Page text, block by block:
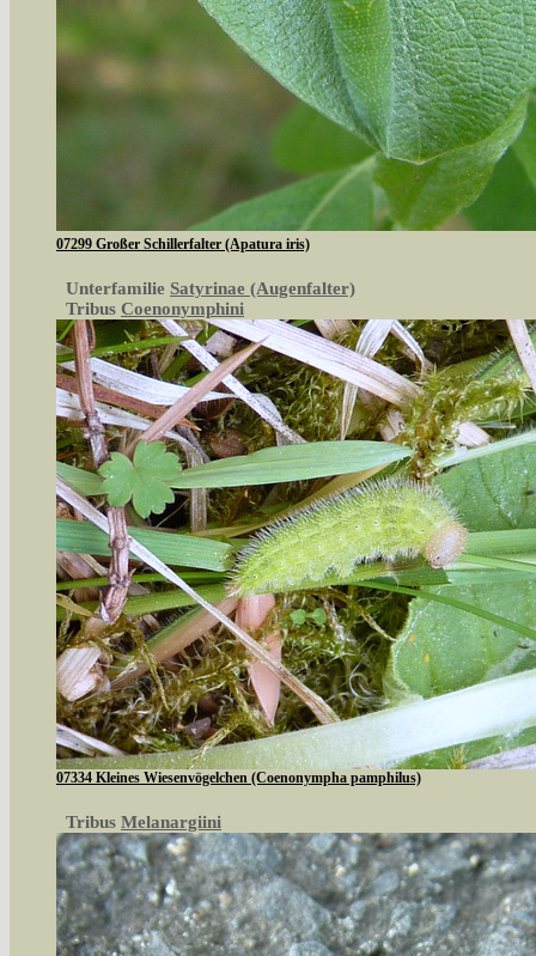
07299 Großer Schillerfalter (Apatura iris)
Unterfamilie Satyrinae (Augenfalter)
Tribus Coenonymphini
07334 Kleines Wiesenvögelchen (Coenonympha pamphilus)
Tribus Melanargiini